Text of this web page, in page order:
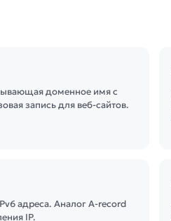
доменное имя с
запись для веб-сайтов.
адреса. Аналог A-record
IP.